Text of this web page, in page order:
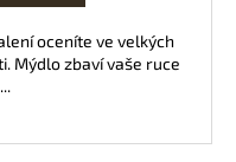
oceníte ve velkých
Mýdlo zbaví vaše ruce